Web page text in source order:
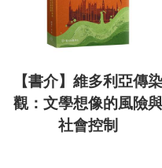
【書介】維多利亞傳染
觀：文學想像的風險與
社會控制